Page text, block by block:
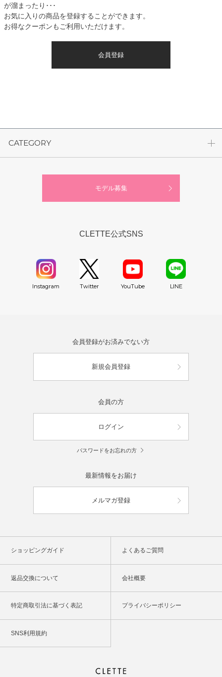
が溜まったり･･･
お気に入りの商品を登録することができます。
お得なクーポンもご利用いただけます。
会員登録
CATEGORY
モデル募集
CLETTE公式SNS
Instagram Twitter YouTube LINE
会員登録がお済みでない方
新規会員登録
会員の方
ログイン
パスワードをお忘れの方
最新情報をお届け
メルマガ登録
ショッピングガイド よくあるご質問
返品交換について 会社概要
特定商取引法に基づく表記 プライバシーポリシー
SNS利用規約